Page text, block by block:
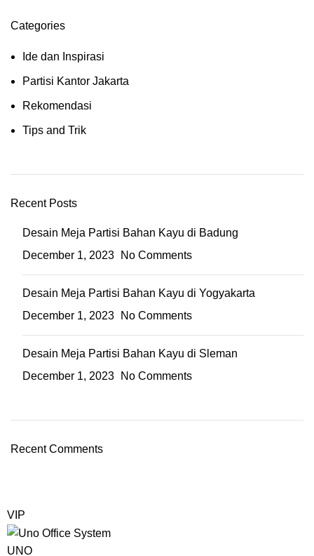
Categories
Ide dan Inspirasi
Partisi Kantor Jakarta
Rekomendasi
Tips and Trik
Recent Posts
Desain Meja Partisi Bahan Kayu di Badung
December 1, 2023
No Comments
Desain Meja Partisi Bahan Kayu di Yogyakarta
December 1, 2023
No Comments
Desain Meja Partisi Bahan Kayu di Sleman
December 1, 2023
No Comments
Recent Comments
VIP
UNO